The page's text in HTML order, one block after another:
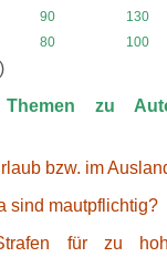
90
130
80 100
Themen zu
bzw. im
sind mautpflichtig?
für zu